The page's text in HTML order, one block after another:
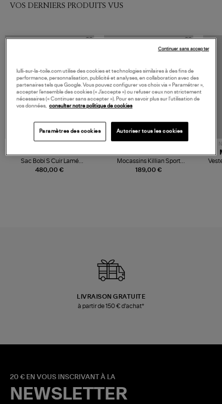
VOS DERNIERS PRODUITS VUS
480,00 €
Sac Bobi S Cuir Lamé
Champagne
189,00 €
Mocassins Killian Sport
Mousse
LIVRAISON GRATUITE
à partir de 150 € d'achat*
20 € EN VOUS INSCRIVANT À LA
NEWSLETTER
lulli-sur-la-toile.com utilise des cookies et technologies similaires à des fins de
performance, personnalisation, publicité et analyses, en collaboration avec des
partenaires tels que Google. Vous pouvez configurer vos choix via « Paramétrer »,
accepter l’ensemble des cookies (« J’accepte ») ou refuser ceux non strictement
nécessaires (« Continuer sans accepter »). Pour en savoir plus sur l’utilisation de
vos données, consulter notre politique de cookies
Paramètres des cookies Autoriser tous les cookies
Continuer sans accepter